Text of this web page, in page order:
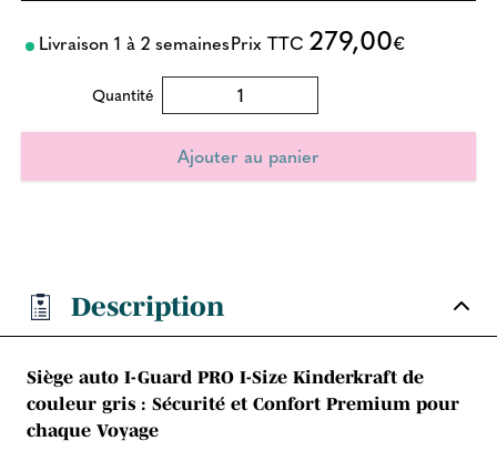
Livraison 1 à 2 semainesPrix TTC 279,00€
Quantité
Description
Siège auto I-Guard PRO I-Size Kinderkraft de
couleur gris : Sécurité et Confort Premium pour
chaque Voyage